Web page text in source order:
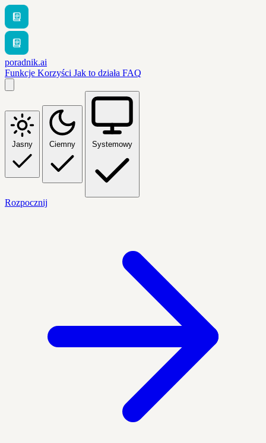
poradnik.ai
Funkcje Korzyści Jak to działa FAQ
Jasny Ciemny Systemowy
Rozpocznij